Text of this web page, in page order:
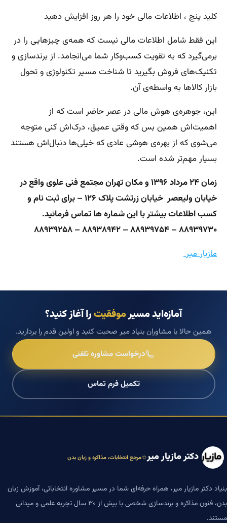
کلید پنج ، اطلاعات مالی خود را هر روز افزایش دهید
این فقط شامل اطلاعات مالی نیست که همه‌ی چیزهایی را در
برمی‌گیرد که به تقویت کسب‌وکار شما می‌انجامد. از برندسازی و
تکنیک‌های فروش بگیرید تا شناخت مسیر تکنولوژی و تحول
بازار کالاها به واسطه‌ی آن.
این، جوهره‌ی هوش مالی در عصر حاضر است که از
اهمیت‌اش همین بس که وقتی عمیق، درک‌اش کنی متوجه
می‌شوی که از بهره‌ی هوشی عادی که خیلی‌ها دنبال‌اش هستند
بسیار مهم‌تر شده است.
زمان ۲۴ مرداد ۱۳۹۶ و مکان تهران مجتمع فنی علوی واقع در
خیابان ولیعصر خیابان زرتشت پلاک ۱۲۶ – برای ثبت نام و
کسب اطلاعات بیشتر با این شماره ها تماس فرمائید.
۸۸۹۳۹۷۳۰ – ۸۸۹۳۹۷۵۴ – ۸۸۹۳۸۹۴۲ – ۸۸۹۳۹۲۵۸
مازیار میر
آمازه‌اید مسیرموفقیترا آغاز کنید؟
همین حالا با مشاوران بنیاد میر صحبت کنید و اولین قدم را بردارید.
درخواست مشاوره تلفنی
تکمیل فرم تماس
دکتر مازیار میر مرجع انتخابات، مذاکره و زبان بدن
بنیاد دکتر مازیار میر، همراه حرفه‌ای شما در مسیر مشاوره انتخاباتی، آموزش زبان
بدن، فنون مذاکره و برندسازی شخصی با بیش از ۳۰ سال تجربه علمی و میدانی
مستند.